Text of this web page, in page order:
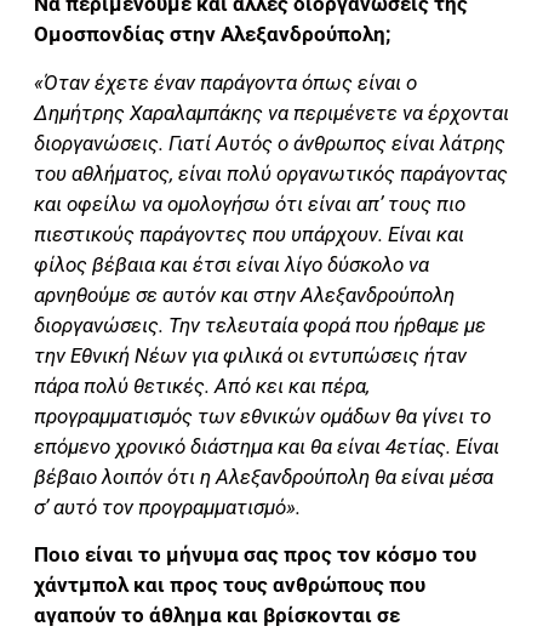
Ομοσπονδίας στην Αλεξανδρούπολη;
«Όταν έχετε έναν παράγοντα όπως είναι ο
Δημήτρης Χαραλαμπάκης να περιμένετε να έρχονται
διοργανώσεις. Γιατί Αυτός ο άνθρωπος είναι λάτρης
του αθλήματος, είναι πολύ οργανωτικός παράγοντας
και οφείλω να ομολογήσω ότι είναι απ’ τους πιο
πιεστικούς παράγοντες που υπάρχουν. Είναι και
φίλος βέβαια και έτσι είναι λίγο δύσκολο να
αρνηθούμε σε αυτόν και στην Αλεξανδρούπολη
διοργανώσεις. Την τελευταία φορά που ήρθαμε με
την Εθνική Νέων για φιλικά οι εντυπώσεις ήταν
πάρα πολύ θετικές. Από κει και πέρα,
προγραμματισμός των εθνικών ομάδων θα γίνει το
επόμενο χρονικό διάστημα και θα είναι 4ετίας. Είναι
βέβαιο λοιπόν ότι η Αλεξανδρούπολη θα είναι μέσα
σ’ αυτό τον προγραμματισμό».
Ποιο είναι το μήνυμα σας προς τον κόσμο του
χάντμπολ και προς τους ανθρώπους που
αγαπούν το άθλημα και βρίσκονται σε